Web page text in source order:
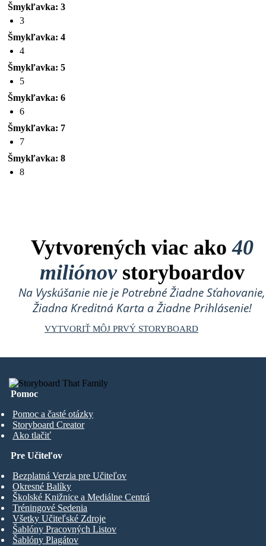
Šmykľavka: 3
3
Šmykľavka: 4
4
Šmykľavka: 5
5
Šmykľavka: 6
6
Šmykľavka: 7
7
Šmykľavka: 8
8
Vytvorených viac ako40
miliónovstoryboardov
Na Vyskúšanie nie je Potrebné Žiadne Sťahovanie,
Žiadna Kreditná Karta a Žiadne Prihlásenie!
VYTVORIŤ MÔJ PRVÝ STORYBOARD
Pomoc
Pomoc a časté otázky
Storyboard Creator
Ako tlačiť
Pre Učiteľov
Bezplatná Verzia pre Učiteľov
Okresné Balíky
Školské Knižnice a Mediálne Centrá
Tréningové Sedenia
Všetky Učiteľské Zdroje
Šablóny Pracovných Listov
Šablóny Plagátov